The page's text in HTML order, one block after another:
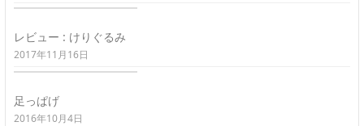
レビュー : けりぐるみ
2017年11月16日
足っぱげ
2016年10月4日